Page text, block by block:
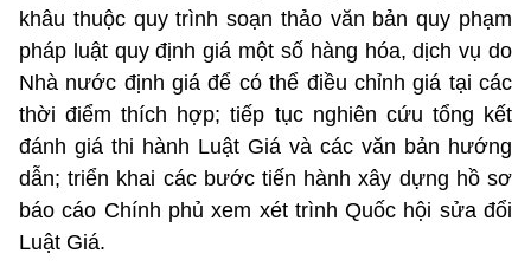
khâu thuộc quy trình soạn thảo văn bản quy phạm
pháp luật quy định giá một số hàng hóa, dịch vụ do
Nhà nước định giá để có thể điều chỉnh giá tại các
thời điểm thích hợp; tiếp tục nghiên cứu tổng kết
đánh giá thi hành Luật Giá và các văn bản hướng
dẫn; triển khai các bước tiến hành xây dựng hồ sơ
báo cáo Chính phủ xem xét trình Quốc hội sửa đổi
Luật Giá.